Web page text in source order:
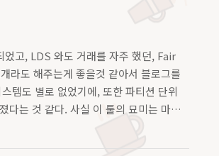
었고, LDS 와도 거래를 자주 했던, Fair
라도 해주는게 좋을것 같아서 블로그를
템도 별로 없었기에, 또한 파티션 단위
다는 것 같다. 사실 이 툴의 묘미는 마